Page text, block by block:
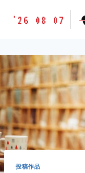
胶
味
道
LETSFILM
'26 08 07
投稿作品